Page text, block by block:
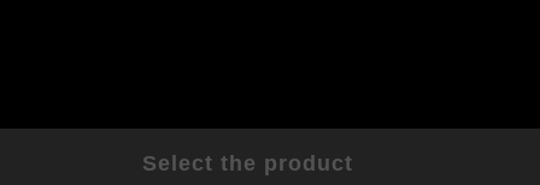
Select the product